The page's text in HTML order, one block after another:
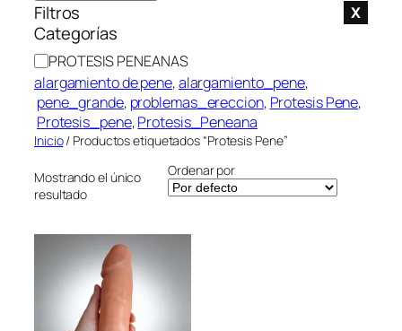
contenido
Filtros X
Categorías
C
a
t
e
g
r
í
PROTESIS PENEANAS
alargamiento de pene, alargamiento_pene,
pene_grande, problemas_ereccion, Protesis Pene,
Protesis_pene, Protesis_Peneana
Inicio/ Productos etiquetados “Protesis Pene”
Mostrando el único
resultado
Ordenar por